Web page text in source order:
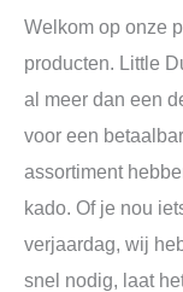
Welkom op onze
producten. Little
al meer dan een
voor een
assortiment
kado. Of je nou
verjaardag, wij
snel nodig, laat